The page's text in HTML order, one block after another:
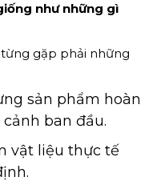
như những gì
gặp phải những
sản phẩm hoàn
ban đầu.
vật liệu thực tế